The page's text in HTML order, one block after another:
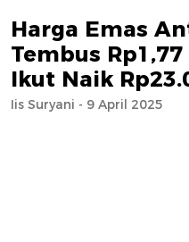
Harga Emas
Tembus
Ikut Naik
Iis Suryani - 9 April 2025